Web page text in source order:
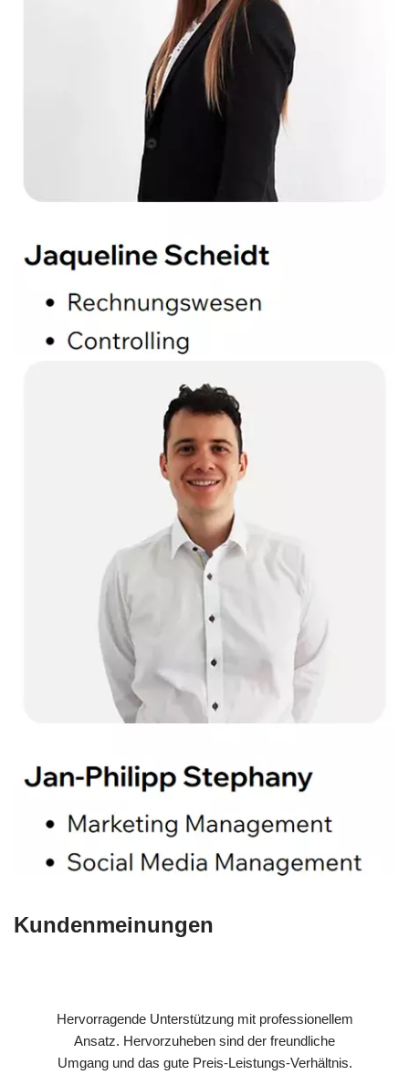
Kundenmeinungen
Hervorragende Unterstützung mit professionellem
Ansatz. Hervorzuheben sind der freundliche
Umgang und das gute Preis-Leistungs-Verhältnis.